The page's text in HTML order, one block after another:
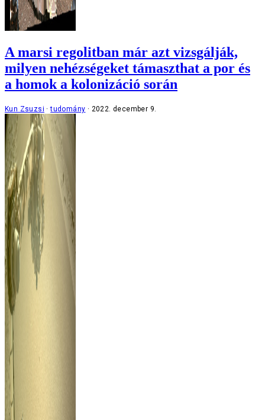
A marsi regolitban már azt vizsgálják,
milyen nehézségeket támaszthat a por és
a homok a kolonizáció során
Kun Zsuzsi tudomány 2022. december 9.